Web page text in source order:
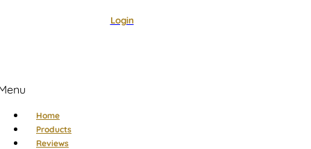
Login
Home
Products
Reviews